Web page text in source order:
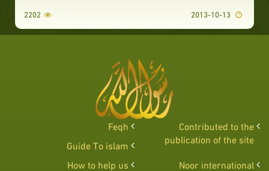
2202
Contributed to the
publication of the site
Feqh
Guide To islam
Noor international
How to help us